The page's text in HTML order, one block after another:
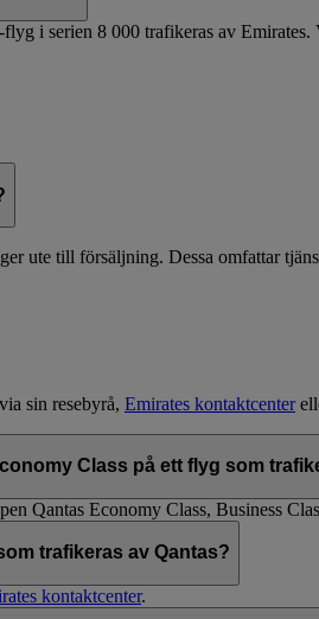
i serien 8 000 trafikeras av
ute till försäljning. Dessa omfattar
sin resebyrå, Emirates kontaktcenter
Class på ett flyg som
Qantas Economy Class, Business
trafikeras av Qantas?
kontaktcenter.